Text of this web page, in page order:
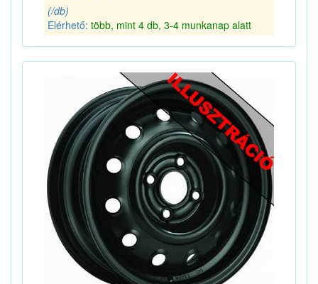
(/db)
Elérhető: több, mint 4 db, 3-4 munkanap alatt